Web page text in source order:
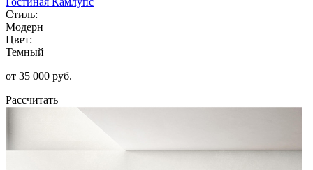
Стиль:
Модерн
Цвет:
Темный
от 35 000 руб.
Рассчитать